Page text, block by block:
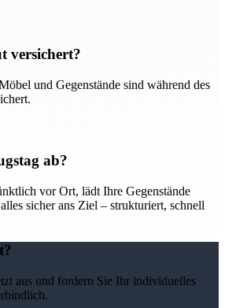
versichert?
und Gegenstände sind während des
ab?
vor Ort, lädt Ihre Gegenstände
sicher ans Ziel – strukturiert, schnell
aus und fordern Sie Ihr individuelles